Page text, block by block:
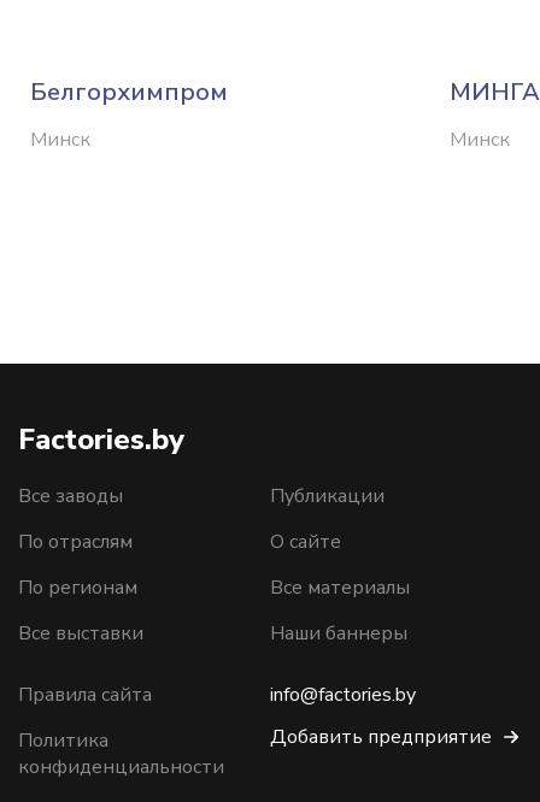
Белгорхимпром
Минск Минск
Factories.by
Все заводы
По отраслям
По регионам
Все выставки
Публикации
О сайте
Все материалы
Наши баннеры
Правила сайта
Политика
конфиденциальности
info@factories.by
Добавить предприятие